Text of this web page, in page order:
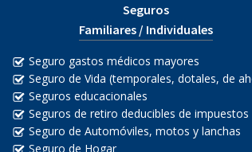
Seguros
Familiares / Individuales
Seguro gastos médicos mayores
Seguro de Vida (temporales, dotales, de
Seguros educacionales
Seguros de retiro deducibles de impuestos
Seguro de Automóviles, motos y lanchas
Seguro de Hogar